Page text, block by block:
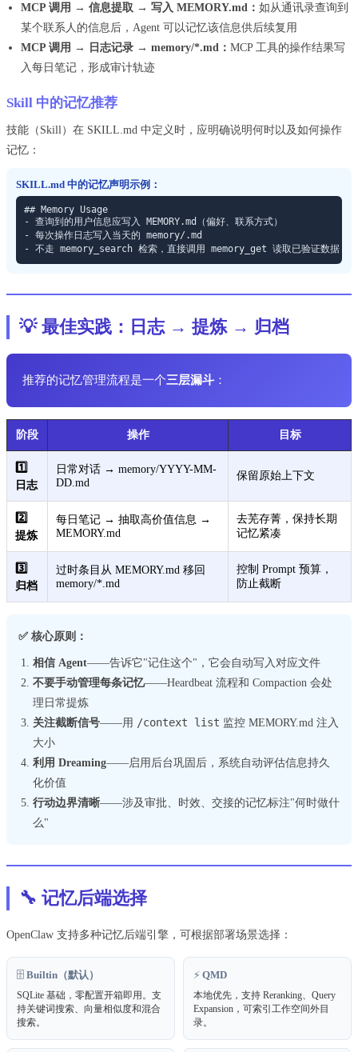
MCP 调用 → 信息提取 → 写入 MEMORY.md： 如从通讯录查询到
某个联系人的信息后，Agent 可以记忆该信息供后续复用
MCP 调用 → 日志记录 → memory/*.md： MCP 工具的操作结果写
入每日笔记，形成审计轨迹
Skill 中的记忆推荐
技能（Skill）在 SKILL.md 中定义时，应明确说明何时以及如何操作
记忆：
SKILL.md 中的记忆声明示例：
## Memory Usage
- 查询到的用户信息应写入 MEMORY.md（偏好、联系方式）
- 每次操作日志写入当天的 memory/ .md
- 不走 memory_search 检索，直接调用 memory_get 读取已验证数据
💡 最佳实践：日志 → 提炼 → 归档
推荐的记忆管理流程是一个三层漏斗 ：
阶段 操作 目标
1️⃣
日志
日常对话 → memory/YYYY-MM-
DD.md
保留原始上下文
2️⃣
提炼
每日笔记 → 抽取高价值信息 →
MEMORY.md
去芜存菁，保持长期
记忆紧凑
3️⃣
归档
过时条目从 MEMORY.md 移回
memory/*.md
控制 Prompt 预算，
防止截断
✅ 核心原则：
相信 Agent——告诉它"记住这个"，它会自动写入对应文件
不要手动管理每条记忆——Heardbeat 流程和 Compaction 会处
理日常提炼
关注截断信号——用 /context list 监控 MEMORY.md 注入
大小
利用 Dreaming——启用后台巩固后，系统自动评估信息持久
化价值
行动边界清晰——涉及审批、时效、交接的记忆标注"何时做什
么"
🔧 记忆后端选择
OpenClaw 支持多种记忆后端引擎，可根据部署场景选择：
🗄️ Builtin（默认）
SQLite 基础，零配置开箱即用。支
持关键词搜索、向量相似度和混合
搜索。
⚡ QMD
本地优先，支持 Reranking、Query
Expansion，可索引工作空间外目
录。